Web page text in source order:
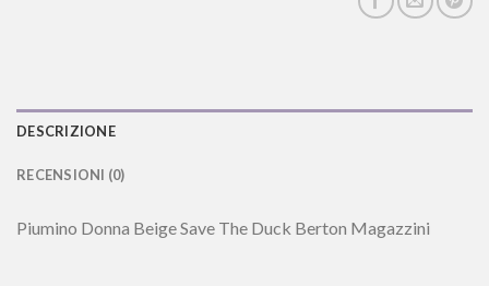
DESCRIZIONE
RECENSIONI (0)
Piumino Donna Beige Save The Duck Berton Magazzini